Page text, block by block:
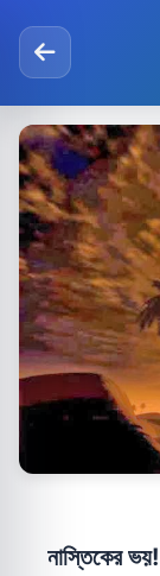
নাস্তিকের ভয়!